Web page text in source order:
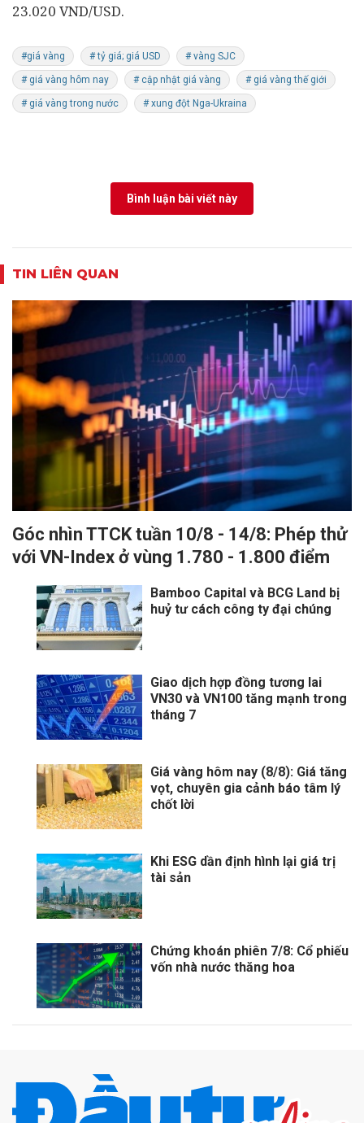
23.020 VND/USD.
#giá vàng # tỷ giá; giá USD # vàng SJC
# giá vàng hôm nay # cập nhật giá vàng # giá vàng thế giới
# giá vàng trong nước # xung đột Nga-Ukraina
Bình luận bài viết này
TIN LIÊN QUAN
Góc nhìn TTCK tuần 10/8 - 14/8: Phép thử
với VN-Index ở vùng 1.780 - 1.800 điểm
Bamboo Capital và BCG Land bị
huỷ tư cách công ty đại chúng
Giao dịch hợp đồng tương lai
VN30 và VN100 tăng mạnh trong
tháng 7
Giá vàng hôm nay (8/8): Giá tăng
vọt, chuyên gia cảnh báo tâm lý
chốt lời
Khi ESG dần định hình lại giá trị
tài sản
Chứng khoán phiên 7/8: Cổ phiếu
vốn nhà nước thăng hoa